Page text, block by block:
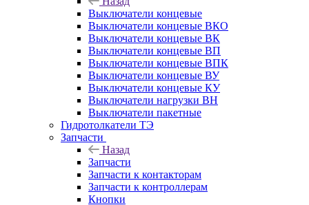
Выключатели концевые
Выключатели концевые ВКО
Выключатели концевые ВК
Выключатели концевые ВП
Выключатели концевые ВПК
Выключатели концевые ВУ
Выключатели концевые КУ
Выключатели нагрузки ВН
Выключатели пакетные
Гидротолкатели ТЭ
Запчасти
Назад
Запчасти
Запчасти к контакторам
Запчасти к контроллерам
Кнопки